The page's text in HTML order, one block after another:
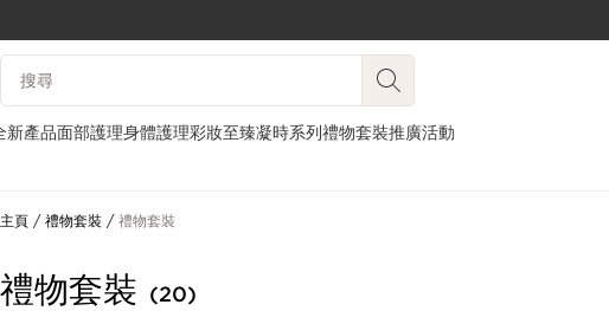
跳至內容
搜尋內容說明
新產品面部護理身體護理彩妝至臻凝時系列禮物套裝推廣活動
主頁 禮物套裝 禮物套裝
禮物套裝 (20)